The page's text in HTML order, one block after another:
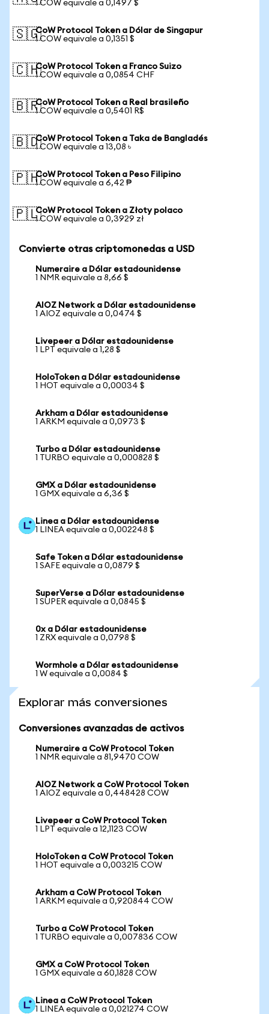
1 COW equivale a 0,1497 $
🇸🇬CoW Protocol Token a Dólar de Singapur
1 COW equivale a 0,1351 $
🇨🇭CoW Protocol Token a Franco Suizo
1 COW equivale a 0,0854 CHF
🇧🇷CoW Protocol Token a Real brasileño
1 COW equivale a 0,5401 R$
🇧🇩CoW Protocol Token a Taka de Bangladés
1 COW equivale a 13,08 ৳
🇵🇭CoW Protocol Token a Peso Filipino
1 COW equivale a 6,42 ₱
🇵🇱CoW Protocol Token a Złoty polaco
1 COW equivale a 0,3929 zł
Convierte otras criptomonedas a USD
Numeraire a Dólar estadounidense
1 NMR equivale a 8,66 $
AIOZ Network a Dólar estadounidense
1 AIOZ equivale a 0,0474 $
Livepeer a Dólar estadounidense
1 LPT equivale a 1,28 $
HoloToken a Dólar estadounidense
1 HOT equivale a 0,00034 $
Arkham a Dólar estadounidense
1 ARKM equivale a 0,0973 $
Turbo a Dólar estadounidense
1 TURBO equivale a 0,000828 $
GMX a Dólar estadounidense
1 GMX equivale a 6,36 $
Linea a Dólar estadounidense
1 LINEA equivale a 0,002248 $
Safe Token a Dólar estadounidense
1 SAFE equivale a 0,0879 $
SuperVerse a Dólar estadounidense
1 SUPER equivale a 0,0845 $
0x a Dólar estadounidense
1 ZRX equivale a 0,0798 $
Wormhole a Dólar estadounidense
1 W equivale a 0,0084 $
Explorar más conversiones
Conversiones avanzadas de activos
Numeraire a CoW Protocol Token
1 NMR equivale a 81,9470 COW
AIOZ Network a CoW Protocol Token
1 AIOZ equivale a 0,448428 COW
Livepeer a CoW Protocol Token
1 LPT equivale a 12,1123 COW
HoloToken a CoW Protocol Token
1 HOT equivale a 0,003215 COW
Arkham a CoW Protocol Token
1 ARKM equivale a 0,920844 COW
Turbo a CoW Protocol Token
1 TURBO equivale a 0,007836 COW
GMX a CoW Protocol Token
1 GMX equivale a 60,1828 COW
Linea a CoW Protocol Token
1 LINEA equivale a 0,021274 COW